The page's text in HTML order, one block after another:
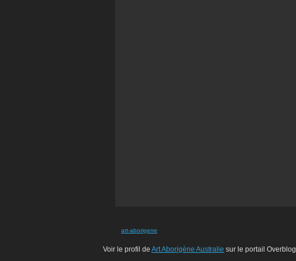
art-aborigene
Voir le profil de Art Aborigène Australie sur le portail Overblog